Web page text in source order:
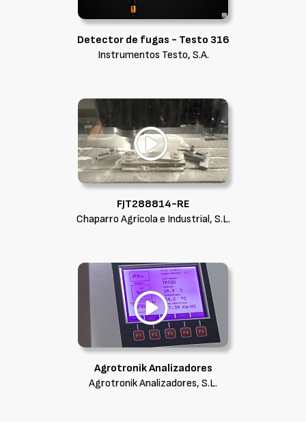
Detector de fugas - Testo 316
Instrumentos Testo, S.A.
FJT288814-RE
Chaparro Agrícola e Industrial, S.L.
Agrotronik Analizadores
Agrotronik Analizadores, S.L.